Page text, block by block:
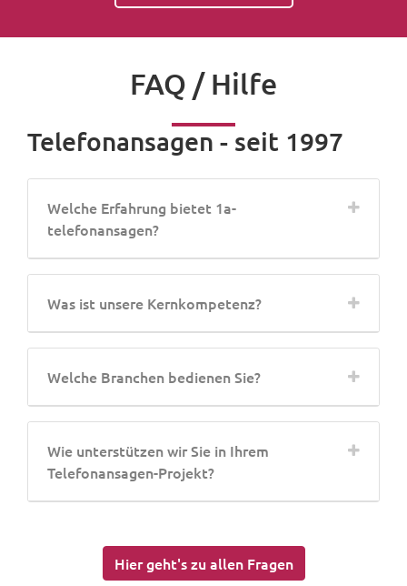
FAQ / Hilfe
Telefonansagen - seit 1997
Welche Erfahrung bietet 1a-
telefonansagen?
Was ist unsere Kernkompetenz?
Welche Branchen bedienen Sie?
Wie unterstützen wir Sie in Ihrem
Telefonansagen-Projekt?
Hier geht's zu allen Fragen